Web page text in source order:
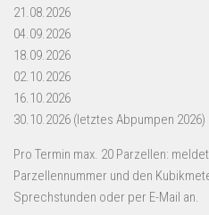
21.08.2026
04.09.2026
18.09.2026
02.10.2026
16.10.2026
30.10.2026 (letztes Abpumpen 2026)
Pro Termin max. 20 Parzellen:
Parzellennummer und den
Sprechstunden oder per E-Mail an.